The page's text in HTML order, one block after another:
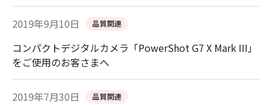
2019年9月10日 品質関連
コンパクトデジタルカメラ「PowerShot G7 X Mark III」
をご使用のお客さまへ
2019年7月30日 品質関連